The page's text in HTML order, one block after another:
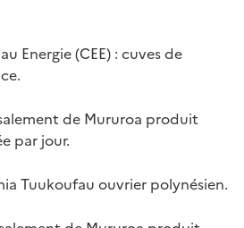
Energie (CEE) : cuves de
de Mururoa produit
par jour.
Tuukoufau ouvrier polynésien.